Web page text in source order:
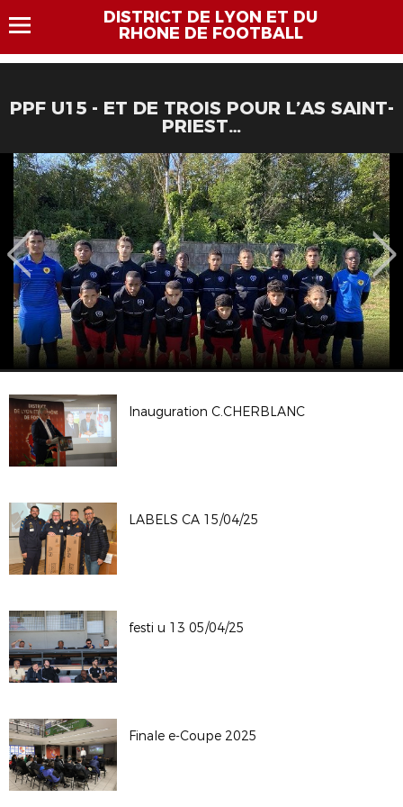
DISTRICT DE LYON ET DU
RHONE DE FOOTBALL
PPF U15 - ET DE TROIS POUR L’AS SAINT-
PRIEST…
Inauguration C.CHERBLANC
LABELS CA 15/04/25
festi u 13 05/04/25
Finale e-Coupe 2025